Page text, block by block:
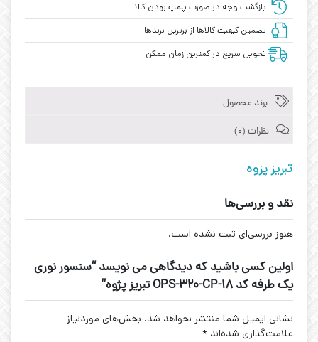
بازگشت وجه در صورت پلمپ بودن کالا
تضمین کیفیت کالاها از برترین برندها
تحویل سریع در کمترین زمان ممکن
برند محصول
نظرات (0)
تبریز پزوه
نقد و بررسی‌ها
هنوز بررسی‌ای ثبت نشده است.
اولین کسی باشید که دیدگاهی می نویسد “سنسور نوری
یک طرفه کد OPS-320-CP-18 تبریز پژوه”
نشانی ایمیل شما منتشر نخواهد شد. بخش‌های موردنیاز
علامت‌گذاری شده‌اند *